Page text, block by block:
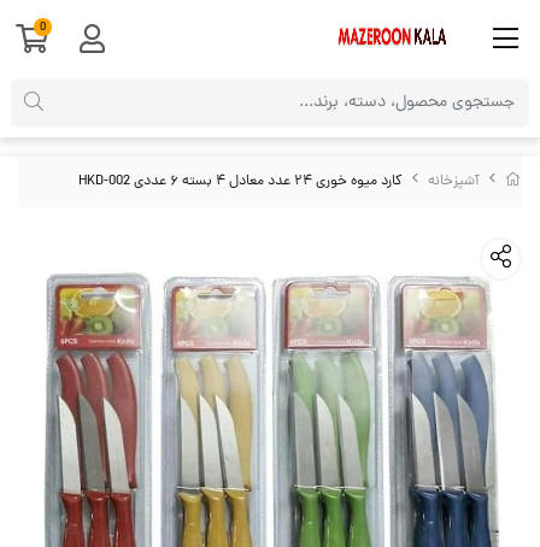
آشپزخانه کارد میوه خوری ۲۴ عدد معادل ۴ بسته ۶ عددی HKD-002
0